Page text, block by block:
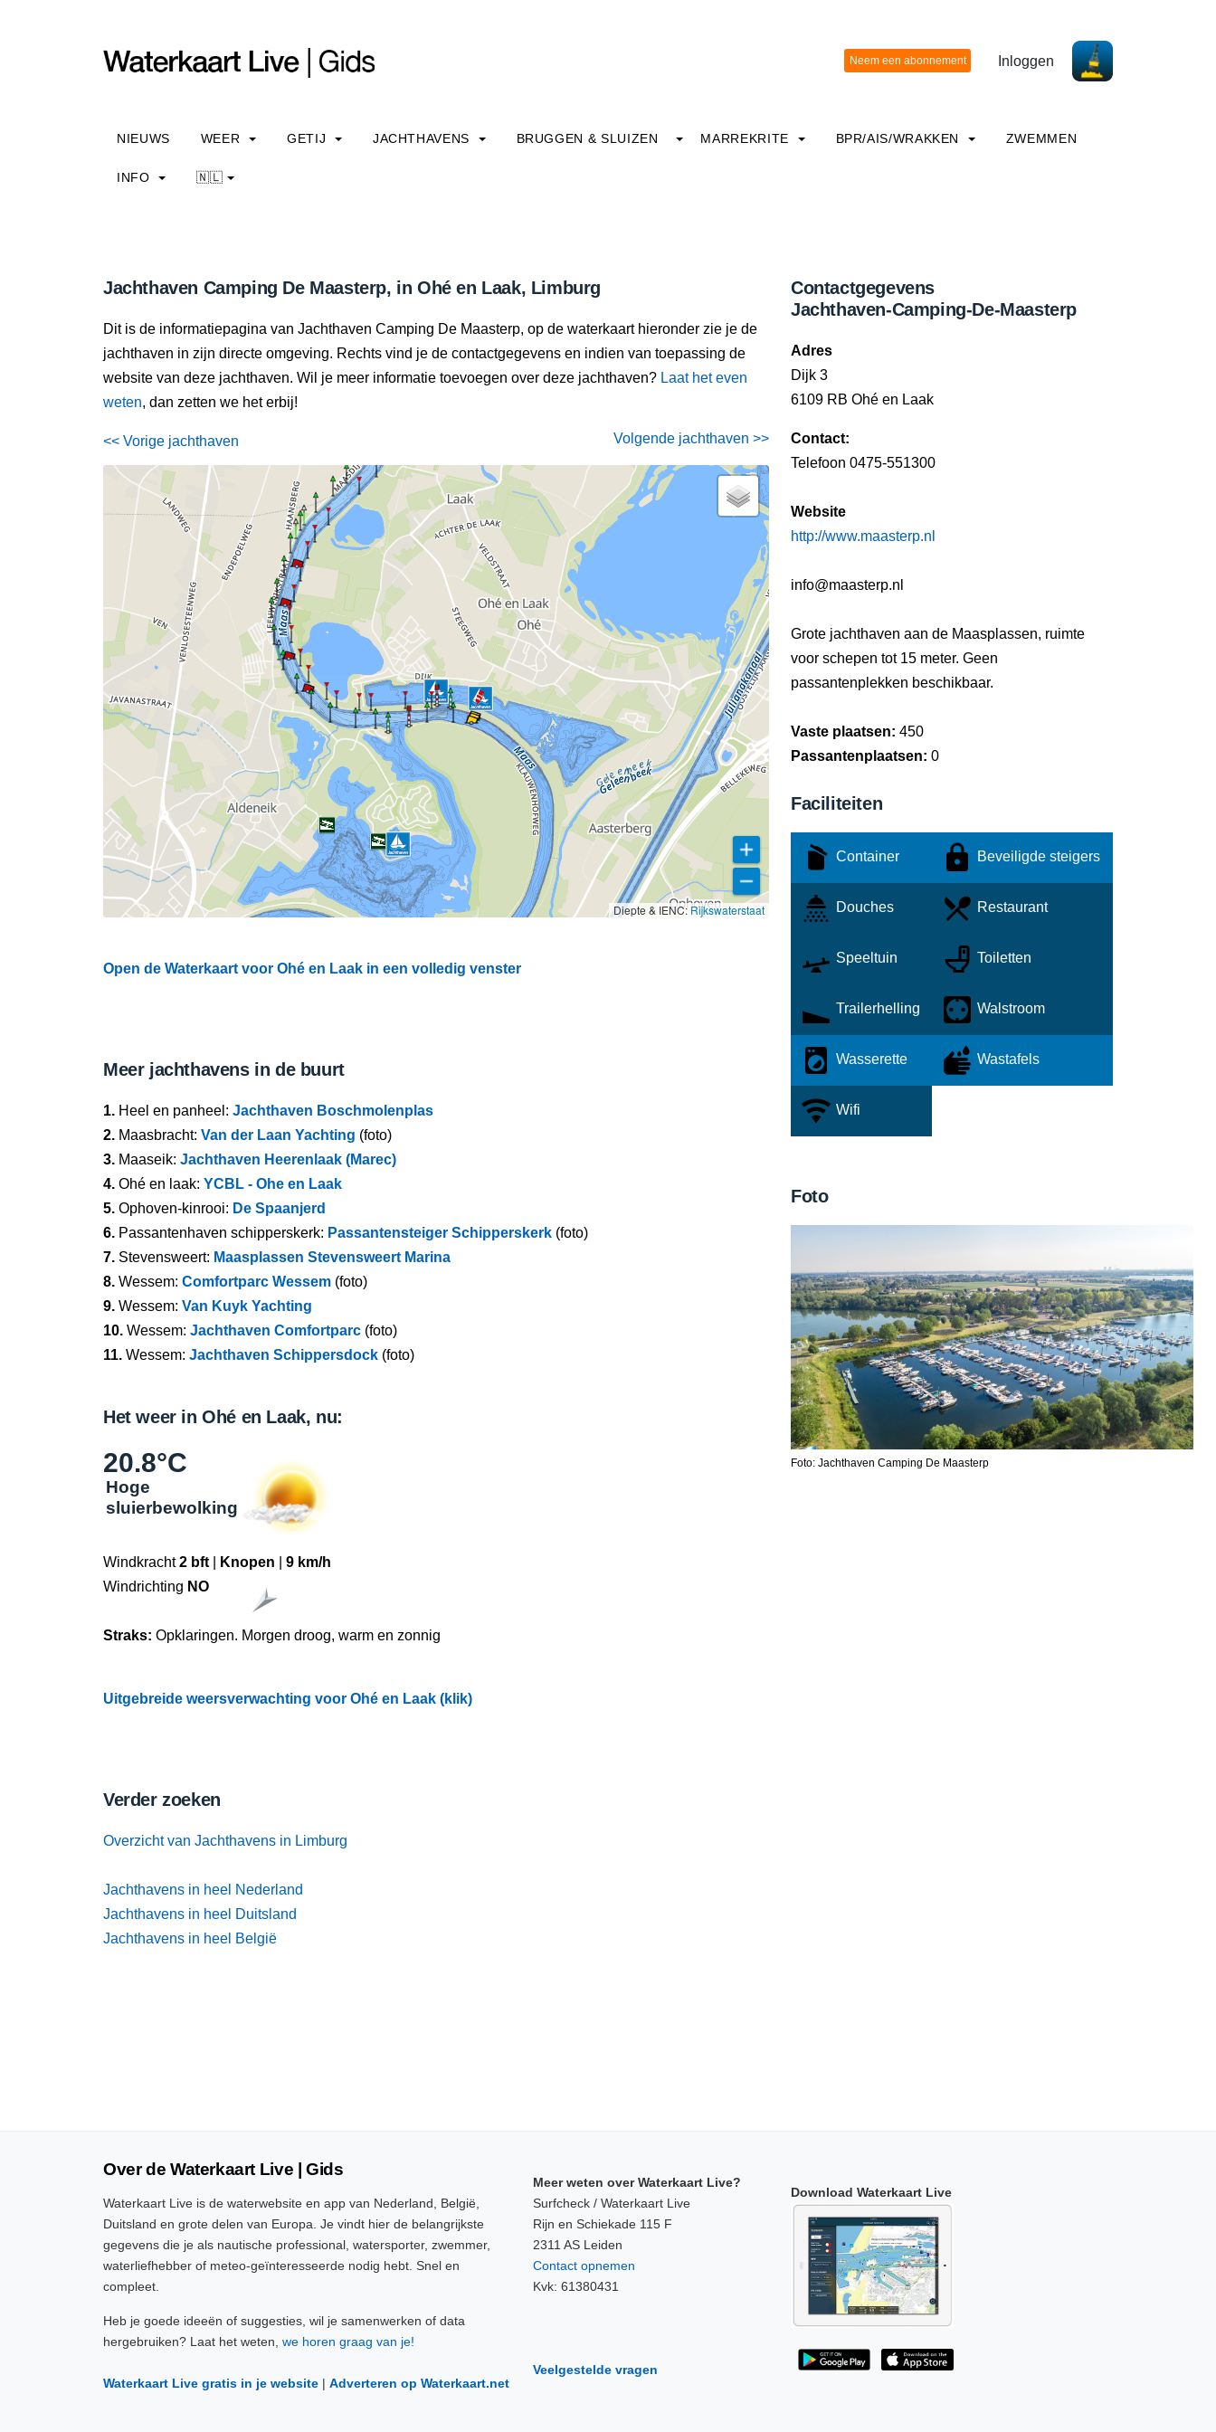
Inloggen
NIEUWS WEER GETIJ JACHTHAVENS BRUGGEN & SLUIZEN MARREKRITE BPR/AIS/WRAKKEN ZWEMMEN
INFO 🇳🇱
Jachthaven Camping De Maasterp, in Ohé en Laak, Limburg
Dit is de informatiepagina van Jachthaven Camping De Maasterp, op de waterkaart hieronder zie je de
jachthaven in zijn directe omgeving. Rechts vind je de contactgegevens en indien van toepassing de
website van deze jachthaven. Wil je meer informatie toevoegen over deze jachthaven? Laat het even
weten, dan zetten we het erbij!
<< Vorige jachthaven Volgende jachthaven >>
Diepte & IENC: Rijkswaterstaat
Open de Waterkaart voor Ohé en Laak in een volledig venster
Meer jachthavens in de buurt
1. Heel en panheel: Jachthaven Boschmolenplas
2. Maasbracht: Van der Laan Yachting (foto)
3. Maaseik: Jachthaven Heerenlaak (Marec)
4. Ohé en laak: YCBL - Ohe en Laak
5. Ophoven-kinrooi: De Spaanjerd
6. Passantenhaven schipperskerk: Passantensteiger Schipperskerk (foto)
7. Stevensweert: Maasplassen Stevensweert Marina
8. Wessem: Comfortparc Wessem (foto)
9. Wessem: Van Kuyk Yachting
10. Wessem: Jachthaven Comfortparc (foto)
11. Wessem: Jachthaven Schippersdock (foto)
Het weer in Ohé en Laak, nu:
20.8°C
Hoge
sluierbewolking
Windkracht2 bft Knopen
9 km/h
Windrichting NO
Straks: Opklaringen. Morgen droog, warm en zonnig
Uitgebreide weersverwachting voor Ohé en Laak (klik)
Verder zoeken
Overzicht van Jachthavens in Limburg
Jachthavens in heel Nederland
Jachthavens in heel Duitsland
Jachthavens in heel België
Contactgegevens
Jachthaven-Camping-De-Maasterp
Adres
Dijk 3
6109 RB Ohé en Laak
Contact:
Telefoon 0475-551300
Website
http://www.maasterp.nl
info@maasterp.nl
Grote jachthaven aan de Maasplassen, ruimte
voor schepen tot 15 meter. Geen
passantenplekken beschikbaar.
Vaste plaatsen: 450
Passantenplaatsen: 0
Faciliteiten
Container Beveiligde steigers
Douches Restaurant
Speeltuin Toiletten
Trailerhelling Walstroom
Wasserette Wastafels
Wifi
Foto
Foto: Jachthaven Camping De Maasterp
Over de Waterkaart Live | Gids
Waterkaart Live is de waterwebsite en app van Nederland, België,
Duitsland en grote delen van Europa. Je vindt hier de belangrijkste
gegevens die je als nautische professional, watersporter, zwemmer,
waterliefhebber of meteo-geïnteresseerde nodig hebt. Snel en
compleet.
Heb je goede ideeën of suggesties, wil je samenwerken of data
hergebruiken? Laat het weten, we horen graag van je!
Waterkaart Live gratis in je website | Adverteren op Waterkaart.net
Meer weten over Waterkaart Live?
Surfcheck / Waterkaart Live
Rijn en Schiekade 115 F
2311 AS Leiden
Contact opnemen
Kvk: 61380431
Veelgestelde vragen
Download Waterkaart Live